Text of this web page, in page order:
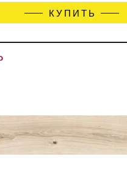
КУПИТЬ